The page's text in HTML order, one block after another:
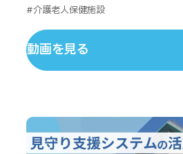
#介護老人保健施設
動画を見る